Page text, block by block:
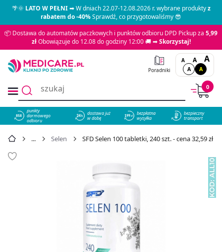
🌴🌞LATO W PEŁNI➡ W dniach 22.07-12.08.2026 r. wybrane produktyz
rabatem do -40%Sprawdź, co przygotowaliśmy 😎
📦 Dostawa do automatów paczkowych i punktów odbioru DPD Pickup za 5,99
złObowiązuje do 12.08 do godziny 12:00 🚚 ➡Skorzystaj!
Poradniki
A A A
A A
0
858
punkty
darmowego
odbioru
dostawa już
w dobę
bezpłatna
wysyłka
bezpieczny
transport
Selen SFD Selen 100 tabletki, 240 szt. - cena 32,59 zł